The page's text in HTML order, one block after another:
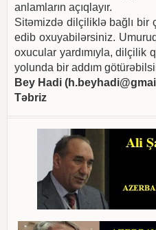
anlamların açıqlayır.
Sitəmizdə dilçiliklə bağlı bir
edib oxuyabilərsiniz.
oxucular yardımıyla, dilçilik
yolunda bir addım
Bey Hadi (
Təbriz